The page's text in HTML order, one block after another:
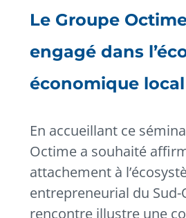
Le Groupe
engagé dans
économique local
En accueillant ce
Octime a souhaité
attachement à
entrepreneurial du Sud-
rencontre illustre une